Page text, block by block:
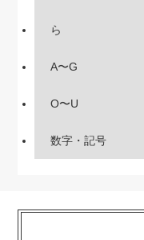
ら
A〜G
O〜U
数字・記号